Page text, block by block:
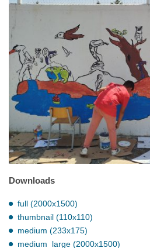
Downloads
full (2000x1500)
thumbnail (110x110)
medium (233x175)
medium_large (2000x1500)